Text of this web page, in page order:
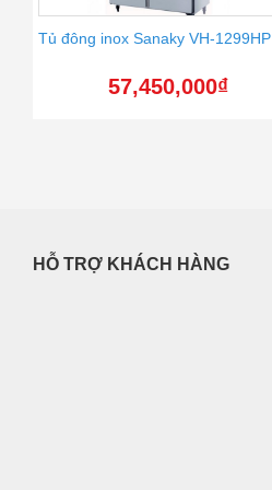
Tủ đông inox Sanaky VH-1299HP
57,450,000₫
HỖ TRỢ KHÁCH HÀNG